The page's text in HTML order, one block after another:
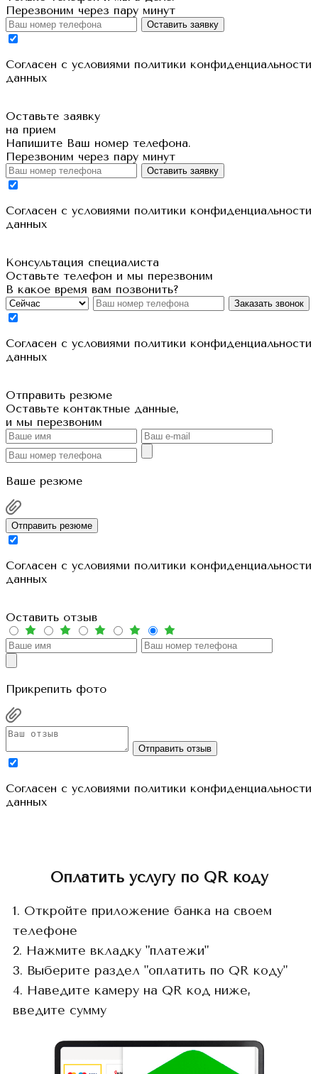
Перезвоним через пару минут
Оставить заявку
Cогласен с условиями политики конфиденциальности
данных
Оставьте заявку
на прием
Напишите Ваш номер телефона.
Перезвоним через пару минут
Оставить заявку
Cогласен с условиями политики конфиденциальности
данных
Консультация специалиста
Оставьте телефон и мы перезвоним
В какое время вам позвонить?
Заказать звонок
Cогласен с условиями политики конфиденциальности
данных
Отправить резюме
Оставьте контактные данные,
и мы перезвоним
Ваше резюме
Отправить резюме
Cогласен с условиями политики конфиденциальности
данных
Оставить отзыв
Прикрепить фото
Отправить отзыв
Cогласен с условиями политики конфиденциальности
данных
Оплатить услугу по QR коду
1. Откройте приложение банка на своем
телефоне
2. Нажмите вкладку "платежи"
3. Выберите раздел "оплатить по QR коду"
4. Наведите камеру на QR код ниже,
введите сумму